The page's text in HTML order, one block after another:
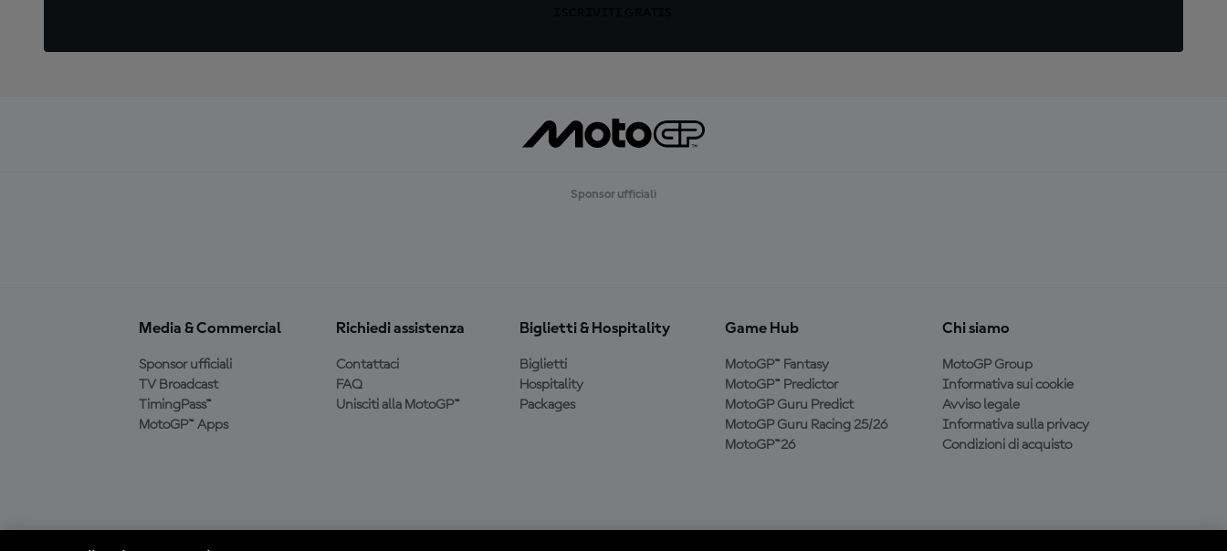
Sponsor ufficiali
Media & Commercial
Sponsor ufficiali
TV Broadcast
TimingPass™
MotoGP™ Apps
Richiedi assistenza
Contattaci
FAQ
Unisciti alla MotoGP™
Biglietti & Hospitality
Biglietti
Hospitality
Packages
Game Hub
MotoGP™ Fantasy
MotoGP™ Predictor
MotoGP Guru Predict
MotoGP Guru Racing 25/26
MotoGP™26
Chi siamo
MotoGP Group
Informativa sui cookie
Avviso legale
Informativa sulla privacy
Condizioni di acquisto